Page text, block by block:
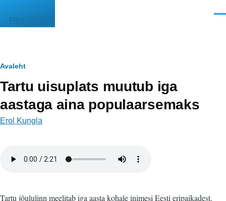
PEEGEL
Leivapuru
Avaleht
Tartu uisuplats muutub iga
aastaga aina populaarsemaks
Erol Kungla
Tartu jõululinn meelitab iga aasta kohale inimesi Eesti eripaikadest.